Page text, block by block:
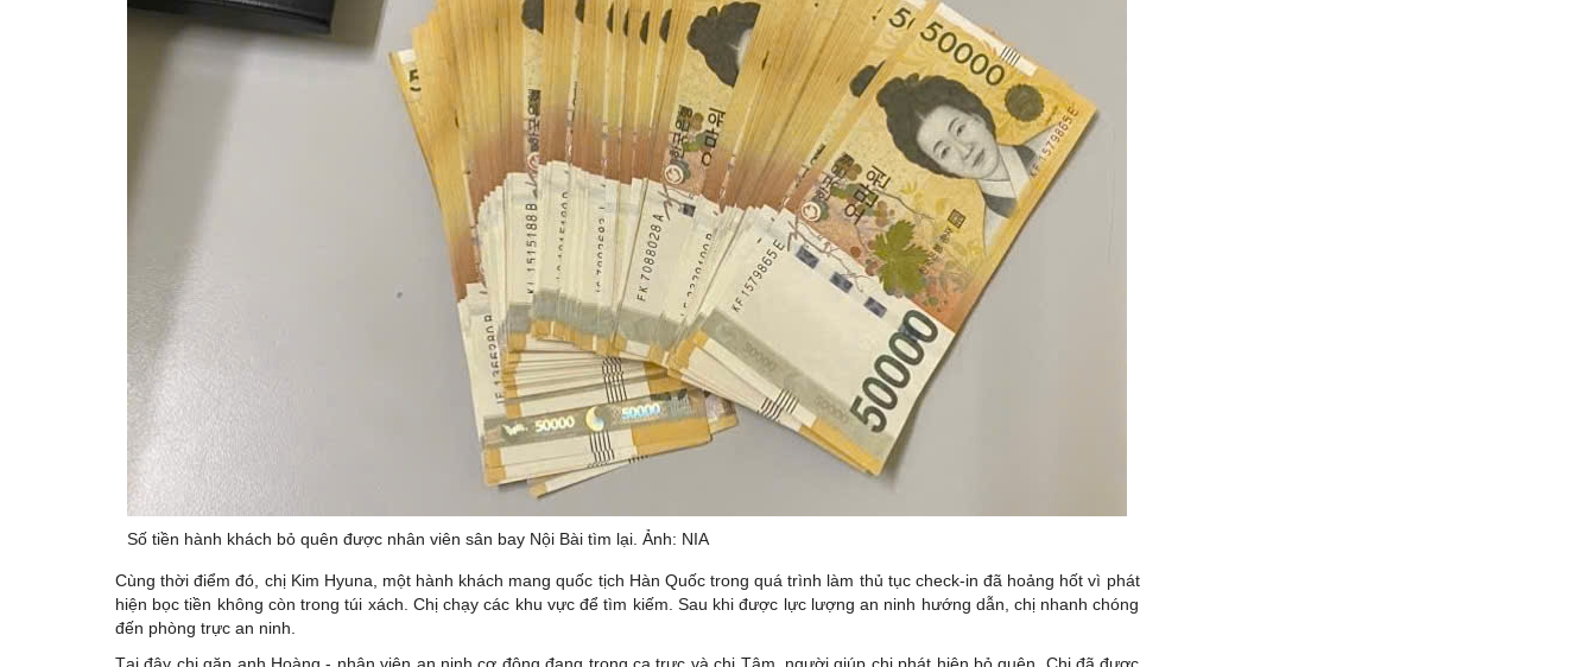
Số tiền hành khách bỏ quên được nhân viên sân bay Nội Bài tìm lại. Ảnh: NIA
Cùng thời điểm đó, chị Kim Hyuna, một hành khách mang quốc tịch Hàn Quốc trong quá trình làm thủ tục check-in đã hoảng hốt vì phát
hiện bọc tiền không còn trong túi xách. Chị chạy các khu vực để tìm kiếm. Sau khi được lực lượng an ninh hướng dẫn, chị nhanh chóng
đến phòng trực an ninh.